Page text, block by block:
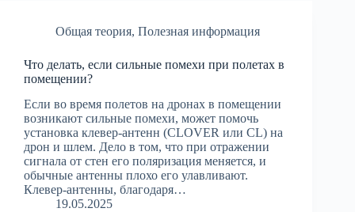
Общая теория, Полезная информация
Что делать, если сильные помехи при полетах в
помещении?
Если во время полетов на дронах в помещении
возникают сильные помехи, может помочь
установка клевер-антенн (CLOVER или CL) на
дрон и шлем. Дело в том, что при отражении
сигнала от стен его поляризация меняется, и
обычные антенны плохо его улавливают.
Клевер-антенны, благодаря…
19.05.2025